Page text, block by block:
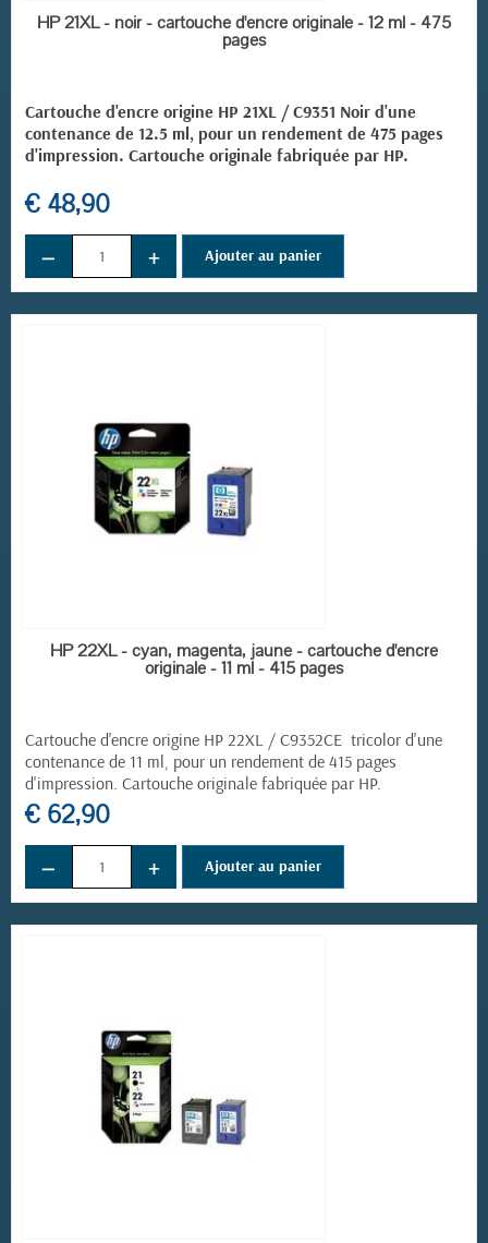
(1 avis)
EN STOCK
HP 21XL - noir - cartouche d'encre originale - 12 ml - 475
pages
Cartouche d'encre origine HP 21XL / C9351 Noir d'une
contenance de 12.5 ml, pour un rendement de 475 pages
d'impression. Cartouche originale fabriquée par HP.
€ 48,90
− + Ajouter au panier
EN STOCK
HP 22XL - cyan, magenta, jaune - cartouche d'encre
originale - 11 ml - 415 pages
Cartouche d'encre origine HP 22XL / C9352CE tricolor d'une
contenance de 11 ml, pour un rendement de 415 pages
d'impression. Cartouche originale fabriquée par HP.
€ 62,90
− + Ajouter au panier